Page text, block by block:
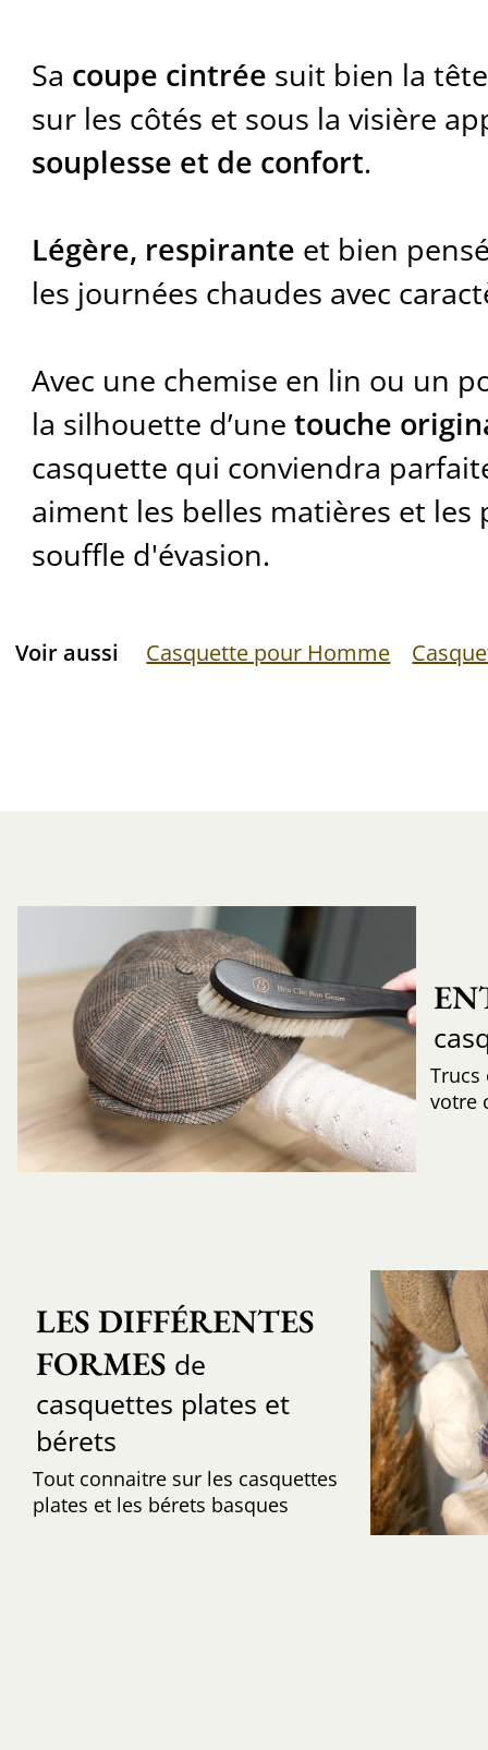
Sa coupe cintrée suit bien la
sur les côtés et sous la visière
souplesse et de confort.
Légère, respirante et bien
les journées chaudes avec
Avec une chemise en lin ou un
la silhouette d’une touche
casquette qui conviendra
aiment les belles matières et les
souffle d'évasion.
Voir aussi Casquette pour Homme
votre
LES DIFFÉRENTES
FORMES de
casquettes plates et
bérets
Tout connaitre sur les casquettes
plates et les bérets basques